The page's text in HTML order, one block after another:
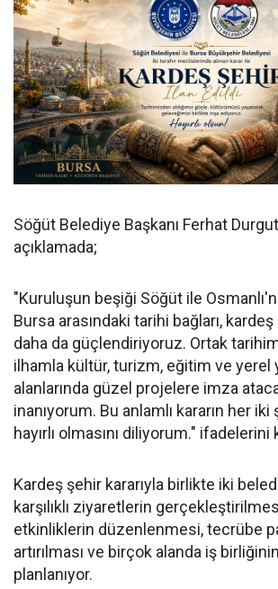
Söğüt Belediye Başkanı Ferhat
açıklamada;
"Kuruluşun beşiği Söğüt ile
Bursa arasındaki tarihi bağları, kardeş
daha da güçlendiriyoruz. Ortak
ilhamla kültür, turizm, eğitim ve yerel
alanlarında güzel projelere imza
inanıyorum. Bu anlamlı kararın her
hayırlı olmasını diliyorum." ifadelerini
Kardeş şehir kararıyla birlikte iki
karşılıklı ziyaretlerin
etkinliklerin düzenlenmesi, tecrübe
artırılması ve birçok alanda iş
planlanıyor.